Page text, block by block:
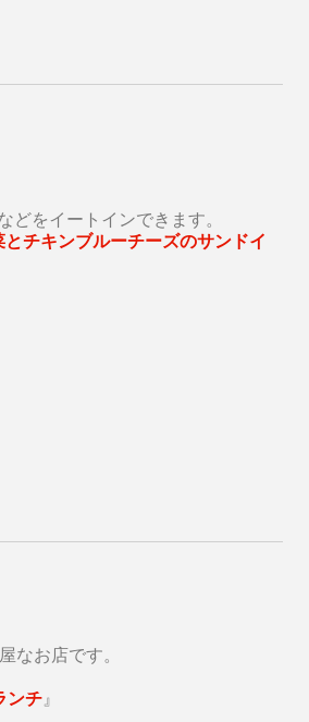
どをイートインできます。
チキンブルーチーズのサンドイ
なお店です。
ンチ 』